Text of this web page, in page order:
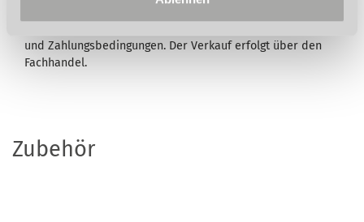
und Zahlungsbedingungen. Der Verkauf erfolgt über den
Fachhandel.
Zubehör